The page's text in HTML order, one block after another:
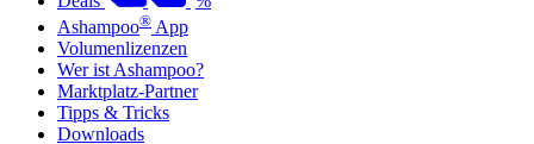
Ashampoo® App
Volumenlizenzen
Wer ist Ashampoo?
Marktplatz-Partner
Tipps & Tricks
Downloads